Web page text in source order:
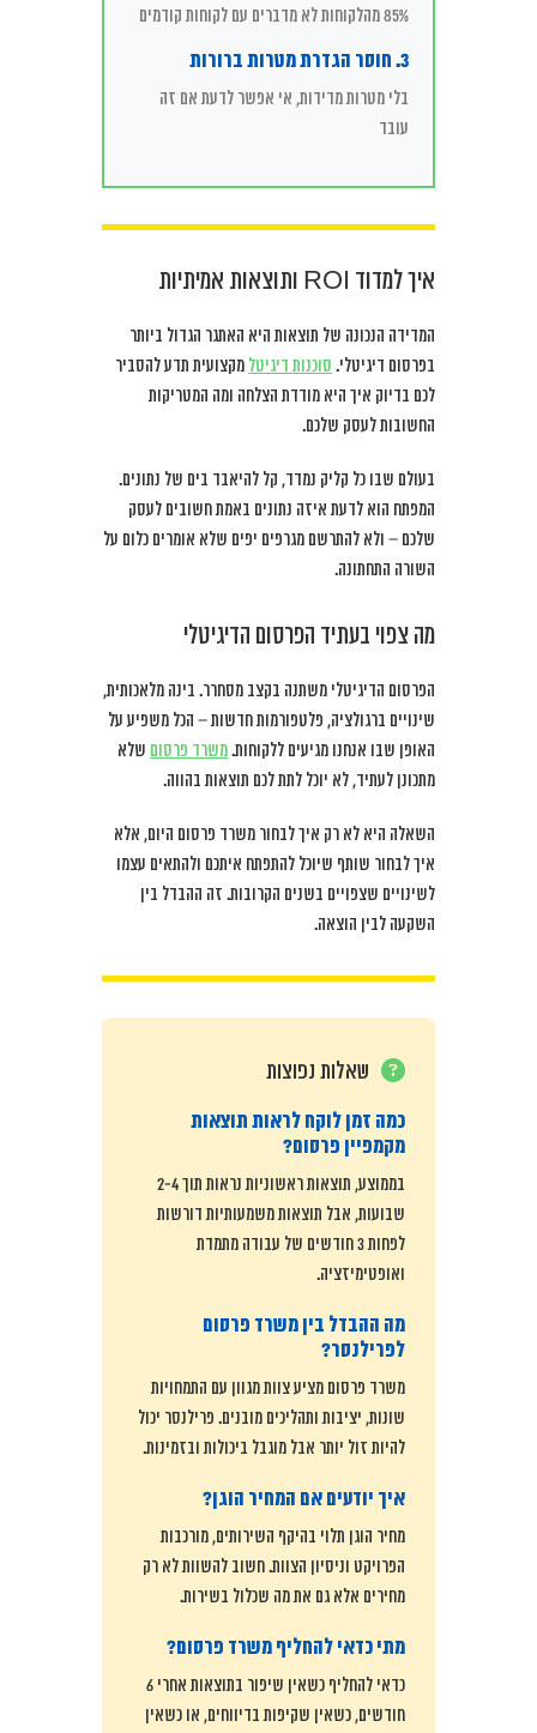
85% מהלקוחות לא מדברים עם לקוחות קודמים
3. חוסר הגדרת מטרות ברורות
בלי מטרות מדידות, אי אפשר לדעת אם זה
עובד
איך למדוד ROI ותוצאות אמיתיות
המדידה הנכונה של תוצאות היא האתגר הגדול ביותר
בפרסום דיגיטלי. סוכנות דיגיטל מקצועית תדע להסביר
לכם בדיוק איך היא מודדת הצלחה ומה המטריקות
החשובות לעסק שלכם.
בעולם שבו כל קליק נמדד, קל להיאבד בים של נתונים.
המפתח הוא לדעת איזה נתונים באמת חשובים לעסק
שלכם – ולא להתרשם מגרפים יפים שלא אומרים כלום על
השורה התחתונה.
מה צפוי בעתיד הפרסום הדיגיטלי
הפרסום הדיגיטלי משתנה בקצב מסחרר. בינה מלאכותית,
שינויים ברגולציה, פלטפורמות חדשות – הכל משפיע על
האופן שבו אנחנו מגיעים ללקוחות.משרד פרסום שלא
מתכונן לעתיד, לא יוכל לתת לכם תוצאות בהווה.
השאלה היא לא רק איך לבחור משרד פרסום היום, אלא
איך לבחור שותף שיוכל להתפתח איתכם ולהתאים עצמו
לשינויים שצפויים בשנים הקרובות. זה ההבדל בין
השקעה לבין הוצאה.
שאלות נפוצות
כמה זמן לוקח לראות תוצאות
מקמפיין פרסום?
בממוצע, תוצאות ראשוניות נראות תוך 2-4
שבועות, אבל תוצאות משמעותיות דורשות
לפחות 3 חודשים של עבודה מתמדת
ואופטימיזציה.
מה ההבדל בין משרד פרסום
לפרילנסר?
משרד פרסום מציע צוות מגוון עם התמחויות
שונות, יציבות ותהליכים מובנים. פרילנסר יכול
להיות זול יותר אבל מוגבל ביכולות ובזמינות.
איך יודעים אם המחיר הוגן?
מחיר הוגן תלוי בהיקף השירותים, מורכבות
הפרויקט וניסיון הצוות. חשוב להשוות לא רק
מחירים אלא גם את מה שכלול בשירות.
מתי כדאי להחליף משרד פרסום?
כדאי להחליף כשאין שיפור בתוצאות אחרי 6
חודשים, כשאין שקיפות בדיווחים, או כשאין